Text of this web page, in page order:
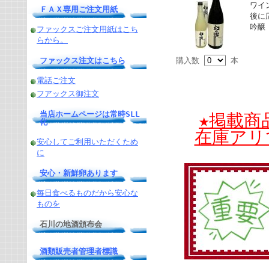
ＦＡＸ専用ご注文用紙
ファックスご注文用紙はこち
らから。
ファックス注文はこちら
電話ご注文
フアックス御注文
当店ホームページは常時SLL
化
安心してご利用いただくため
に
安心・新鮮卵あります
毎日食べるものだから安心な
ものを
石川の地酒頒布会
酒類販売者管理者標識
購入数 本
ワイ
後に
吟醸
★掲載商
在庫ア